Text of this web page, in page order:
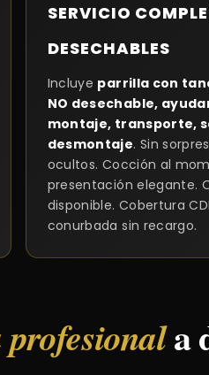
SERVICIO
DESECHABLES
Incluye parrilla con
NO desechable,
montaje, transporte,
desmontaje. Sin
ocultos. Cocción al
presentación elegante.
disponible. Cobertura
conurbada sin recargo.
a